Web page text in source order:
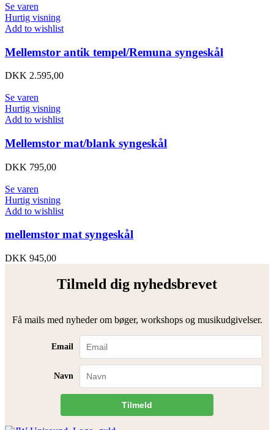
Se varen
Hurtig visning
Add to wishlist
Mellemstor antik tempel/Remuna syngeskål
DKK 2.595,00
Se varen
Hurtig visning
Add to wishlist
Mellemstor mat/blank syngeskål
DKK 795,00
Se varen
Hurtig visning
Add to wishlist
mellemstor mat syngeskål
DKK 945,00
Tilmeld dig nyhedsbrevet
Få mails med nyheder om bøger, workshops og musikudgivelser.
Email
Navn
Tilmeld